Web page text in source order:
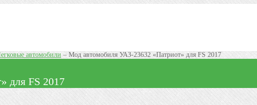
автомобили – Мод автомобиля УАЗ-23632 «Патриот» для FS 2017
для FS 2017